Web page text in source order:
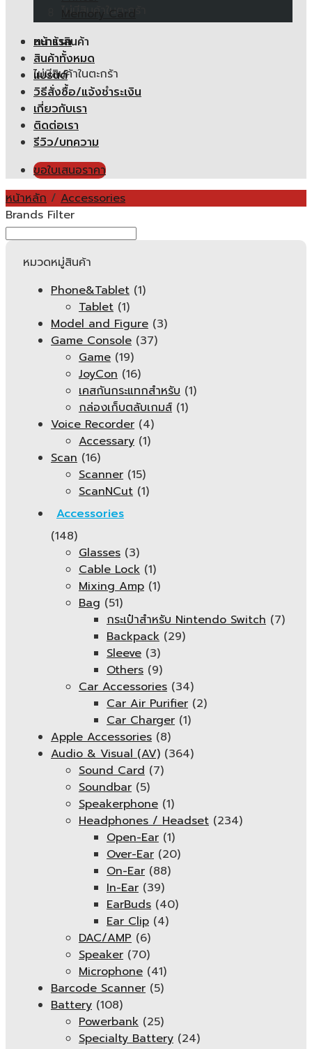
ไม่มีสินค้าในตะกร้า
ตะกร้าสินค้า
ไม่มีสินค้าในตะกร้า
Memory Card
หน้าแรก
สินค้าทั้งหมด
แบรนด์
วิธีสั่งซื้อ/แจ้งชำระเงิน
เกี่ยวกับเรา
ติดต่อเรา
รีวิว/บทความ
ขอใบเสนอราคา
หน้าหลัก / Accessories
Brands Filter
หมวดหมู่สินค้า
Phone&Tablet (1)
Tablet (1)
Model and Figure (3)
Game Console (37)
Game (19)
JoyCon (16)
เคสกันกระแทกสำหรับ (1)
กล่องเก็บตลับเกมส์ (1)
Voice Recorder (4)
Accessary (1)
Scan (16)
Scanner (15)
ScanNCut (1)
Accessories
(148)
Glasses (3)
Cable Lock (1)
Mixing Amp (1)
Bag (51)
กระเป๋าสำหรับ Nintendo Switch (7)
Backpack (29)
Sleeve (3)
Others (9)
Car Accessories (34)
Car Air Purifier (2)
Car Charger (1)
Apple Accessories (8)
Audio & Visual (AV) (364)
Sound Card (7)
Soundbar (5)
Speakerphone (1)
Headphones / Headset (234)
Open-Ear (1)
Over-Ear (20)
On-Ear (88)
In-Ear (39)
EarBuds (40)
Ear Clip (4)
DAC/AMP (6)
Speaker (70)
Microphone (41)
Barcode Scanner (5)
Battery (108)
Powerbank (25)
Specialty Battery (24)